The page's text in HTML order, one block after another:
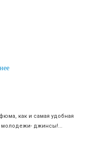
как и самая удобная
молодежи- джинсы!...